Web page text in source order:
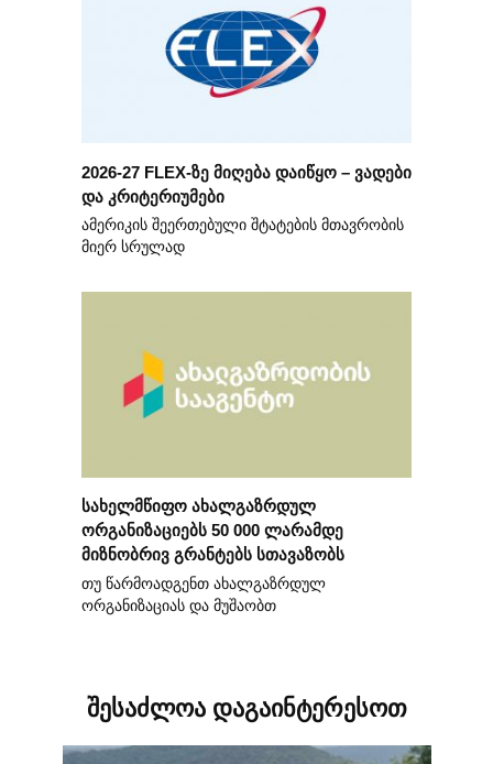
2026-27 FLEX-ზე მიღება დაიწყო – ვადები
და კრიტერიუმები
ამერიკის შეერთებული შტატების მთავრობის
მიერ სრულად
სახელმწიფო ახალგაზრდულ
ორგანიზაციებს 50 000 ლარამდე
მიზნობრივ გრანტებს სთავაზობს
თუ წარმოადგენთ ახალგაზრდულ
ორგანიზაციას და მუშაობთ
შესაძლოა დაგაინტერესოთ